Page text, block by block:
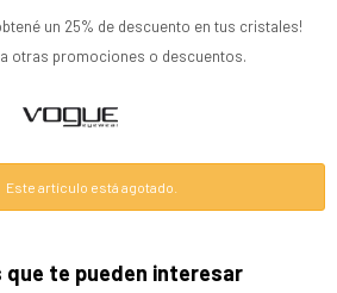
un 25% de descuento en tus cristales!
otras promociones o descuentos.
Este artículo está agotado.
te pueden interesar